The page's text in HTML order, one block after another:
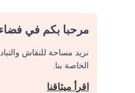
مرحبا بكم في فضاء
نريد مساحة للنقاش
الخاصة بنا.
اقرأ ميثاقنا